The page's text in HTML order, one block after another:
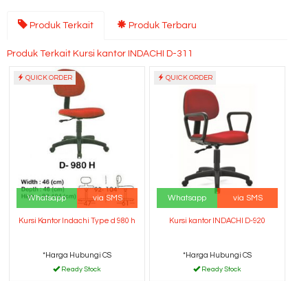
Produk Terkait Produk Terbaru
Produk Terkait Kursi kantor INDACHI D-311
QUICK ORDER
Whatsapp via SMS
Kursi Kantor Indachi Type d 980 h
*Harga Hubungi CS
Ready Stock
QUICK ORDER
Whatsapp via SMS
Kursi kantor INDACHI D-920
*Harga Hubungi CS
Ready Stock